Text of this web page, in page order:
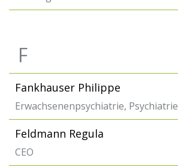
F
Fankhauser Philippe
Erwachsenenpsychiatrie, Psychiatrie
Feldmann Regula
CEO